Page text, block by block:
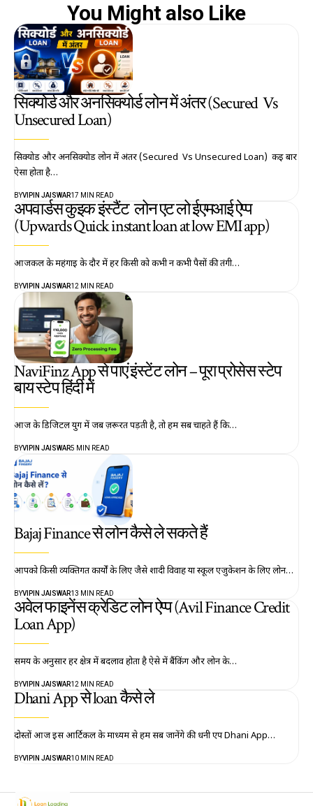
You Might also Like
सिक्योर्ड और अनसिक्योर्ड लोन में अंतर (Secured Vs
Unsecured Loan)
सिक्योर्ड और अनसिक्योर्ड लोन में अंतर (Secured Vs Unsecured Loan) कई बार
ऐसा होता है…
BYVIPIN JAISWAR17 MIN READ
अपवार्डस कुइक इंस्टैंट लोन एट लो ईएमआई ऐप्प
(Upwards Quick instant loan at low EMI app)
आजकल के महंगाई के दौर में हर किसी को कभी न कभी पैसों की तंगी…
BYVIPIN JAISWAR12 MIN READ
NaviFinz App से पाएं इंस्टेंट लोन – पूरा प्रोसेस स्टेप
बाय स्टेप हिंदी में
आज के डिजिटल युग में जब ज़रूरत पड़ती है, तो हम सब चाहते हैं कि…
BYVIPIN JAISWAR5 MIN READ
Bajaj Finance से लोन कैसे ले सकते हैं
आपको किसी व्यक्तिगत कार्यों के लिए जैसे शादी विवाह या स्कूल एजुकेशन के लिए लोन…
BYVIPIN JAISWAR13 MIN READ
अवेल फाइनेंस क्रेडिट लोन ऐप्प (Avil Finance Credit
Loan App)
समय के अनुसार हर क्षेत्र में बदलाव होता है ऐसे में बैंकिंग और लोन के…
BYVIPIN JAISWAR12 MIN READ
Dhani App से loan कैसे ले
दोस्तों आज इस आर्टिकल के माध्यम से हम सब जानेंगे की धनी एप Dhani App…
BYVIPIN JAISWAR10 MIN READ